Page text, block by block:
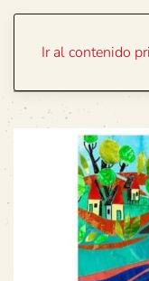
Ir al contenido